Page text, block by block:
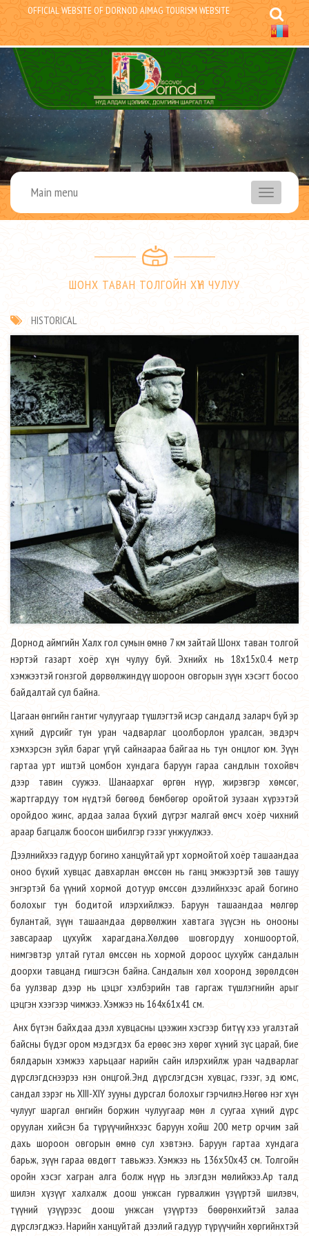
OFFICIAL WEBSITE OF DORNOD AIMAG TOURISM WEBSITE
Main menu menu
ШОНХ ТАВАН ТОЛГОЙН ХҮН ЧУЛУУ
HISTORICAL
Дорнод аймгийн Халх гол сумын өмнө 7 км зайтай Шонх таван толгой
нэртэй газарт хоёр хүн чулуу буй. Эхнийх нь 18х15х0.4 метр
хэмжээтэй гонзгой дөрвөлжиндүү шороон овгорын зүүн хэсэгт босоо
байдалтай сул байна.
Цагаан өнгийн гантиг чулуугаар түшлэгтэй исэр сандалд заларч буй эр
хүний дүрсийг тун уран чадварлаг цоолборлон уралсан, эвдэрч
хэмхэрсэн зүйл бараг үгүй сайнаараа байгаа нь тун онцлог юм. Зүүн
гартаа урт иштэй цомбон хундага баруун гараа сандлын тохойвч
дээр тавин суужээ. Шанаархаг өргөн нүүр, жирэвгэр хөмсөг,
жартгардуу том нүдтэй бөгөөд бөмбөгөр оройтой зузаан хүрээтэй
оройдоо жинс, ардаа залаа бүхий дүгрэг малгай өмсч хоёр чихний
араар багцалж боосон шибилгэр гэзэг унжуулжээ.
Дээлнийхээ гадуур богино ханцуйтай урт хормойтой хоёр ташаандаа
оноо бүхий хувцас давхарлан өмссөн нь ганц эмжээртэй зөв ташуу
энгэртэй ба үүний хормой дотуур өмссөн дээлийнхээс арай богино
болохыг тун бодитой илэрхийлжээ. Баруун ташаандаа мөлгөр
булантай, зүүн ташаандаа дөрвөлжин хавтага зүүсэн нь онооны
завсараар цухуйж харагдана.Хөлдөө шовгордуу хоншоортой,
нимгэвтэр ултай гутал өмссөн нь хормой дороос цухуйж сандалын
доорхи тавцанд гишгэсэн байна. Сандалын хөл хооронд зөрөлдсөн
ба уулзвар дээр нь цэцэг хэлбэрийн тав гаргаж түшлэгнийн арыг
цэцгэн хээгээр чимжээ. Хэмжээ нь 164х61х41 см.
Анх бүтэн байхдаа дээл хувцасны цээжин хэсгээр битүү хээ угалзтай
байсны бүдэг ором мэдэгдэх ба ерөөс энэ хөрөг хүний зүс царай, бие
бялдарын хэмжээ харьцааг нарийн сайн илэрхийлж уран чадварлаг
дүрслэгдснээрээ нэн онцгой.Энд дүрслэгдсэн хувцас, гэзэг, эд юмс,
сандал зэрэг нь XIII-XIY зууны дурсгал болохыг гэрчилнэ.Нөгөө нэг хүн
чулууг шаргал өнгийн боржин чулуугаар мөн л суугаа хүний дүрс
оруулан хийсэн ба түрүүчийнхээс баруун хойш 200 метр орчим зай
дахь шороон овгорын өмнө сул хэвтэнэ. Баруун гартаа хундага
барьж, зүүн гараа өвдөгт тавьжээ. Хэмжээ нь 136х50х43 см. Толгойн
оройн хэсэг хагран алга болж нүүр нь элэгдэн мөлийжээ.Ар талд
шилэн хүзүүг халхалж доош унжсан гурвалжин үзүүртэй шилэвч,
түүний үзүүрээс доош унжсан үзүүртээ бөөрөнхийтэй залаа
дүрслэгджээ. Нарийн ханцуйтай дээлий гадуур түрүүчийн хөргийнхтэй